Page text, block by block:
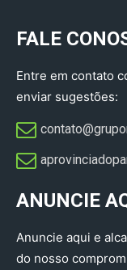
FALE
Entre em contato
enviar sugestões:
ANUNCIE
Anuncie aqui e
do nosso